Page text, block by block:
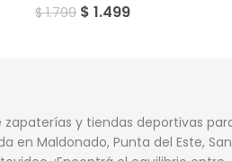
$1.799 $ 1.499
y tiendas deportivas
en Maldonado, Punta del Este, San